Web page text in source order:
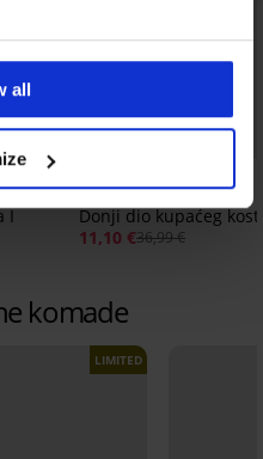
all
I
Rasprodaja
Donji dio kupaćeg
11,10 €36,99 €
komade
LIMITED